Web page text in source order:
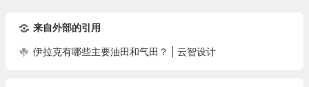
来自外部的引用
伊拉克有哪些主要油田和气田？ | 云智设计